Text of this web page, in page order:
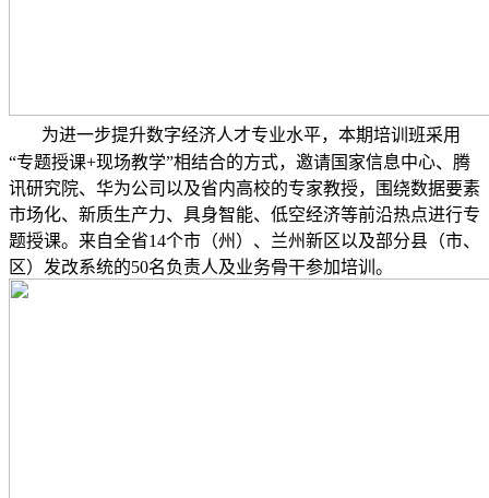
为进一步提升数字经济人才专业水平，本期培训班采用
“专题授课+现场教学”相结合的方式，邀请国家信息中心、腾
讯研究院、华为公司以及省内高校的专家教授，围绕数据要素
市场化、新质生产力、具身智能、低空经济等前沿热点进行专
题授课。来自全省14个市（州）、兰州新区以及部分县（市、
区）发改系统的50名负责人及业务骨干参加培训。